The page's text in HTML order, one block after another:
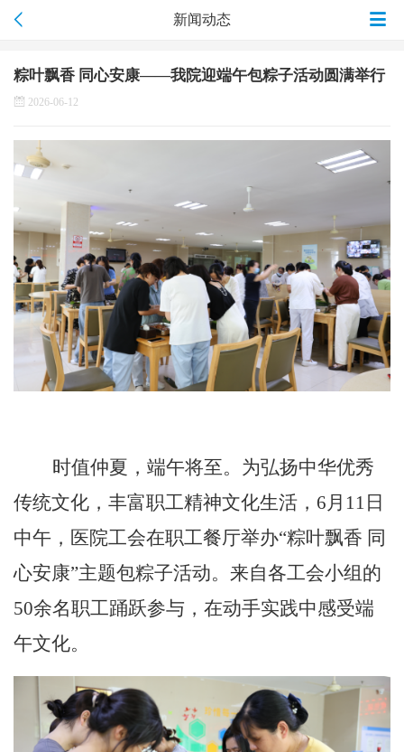
新闻动态
粽叶飘香 同心安康——我院迎端午包粽子活动圆满举行
2026-06-12
时值仲夏，端午将至。为弘扬中华优秀
传统文化，丰富职工精神文化生活， 6月11日
中午，医院工会在职工餐厅举办“粽叶飘香 同
心安康”主题包粽子活动。来自各工会小组的
50余名职工踊跃参与 ，在动手实践中感受端
午文化。